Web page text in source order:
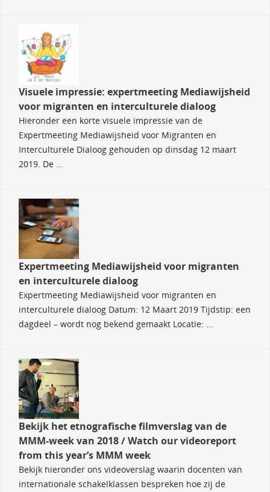
Visuele impressie: expertmeeting Mediawijsheid
voor migranten en interculturele dialoog
Hieronder een korte visuele impressie van de
Expertmeeting Mediawijsheid voor Migranten en
Interculturele Dialoog gehouden op dinsdag 12 maart
2019. De ...
Expertmeeting Mediawijsheid voor migranten
en interculturele dialoog
Expertmeeting Mediawijsheid voor migranten en
interculturele dialoog Datum: 12 Maart 2019 Tijdstip: een
dagdeel – wordt nog bekend gemaakt Locatie: ...
Bekijk het etnografische filmverslag van de
MMM-week van 2018 / Watch our videoreport
from this year’s MMM week
Bekijk hieronder ons ​​videoverslag waarin docenten van
internationale schakelklassen bespreken hoe zij de